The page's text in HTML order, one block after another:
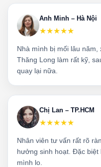
Anh Minh – Hà Nội
★★★★★
Nhà mình bị mối lâu
Thăng Long làm rất kỹ,
quay lại nữa.
Chị Lan – TP.HCM
★★★★★
Nhân viên tư vấn rất rõ
hưởng sinh hoạt. Đặc biệt
mình lo.